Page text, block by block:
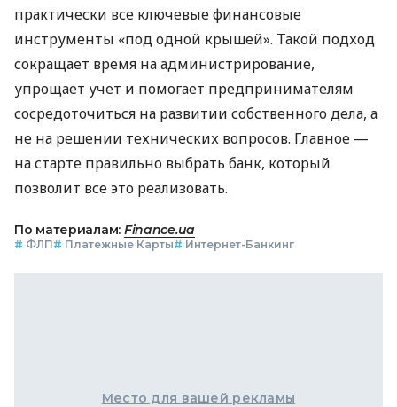
практически все ключевые финансовые
инструменты «под одной крышей». Такой подход
сокращает время на администрирование,
упрощает учет и помогает предпринимателям
сосредоточиться на развитии собственного дела, а
не на решении технических вопросов. Главное —
на старте правильно выбрать банк, который
позволит все это реализовать.
По материалам: Finance.ua
# ФЛП# Платежные Карты# Интернет-Банкинг
Место для вашей рекламы